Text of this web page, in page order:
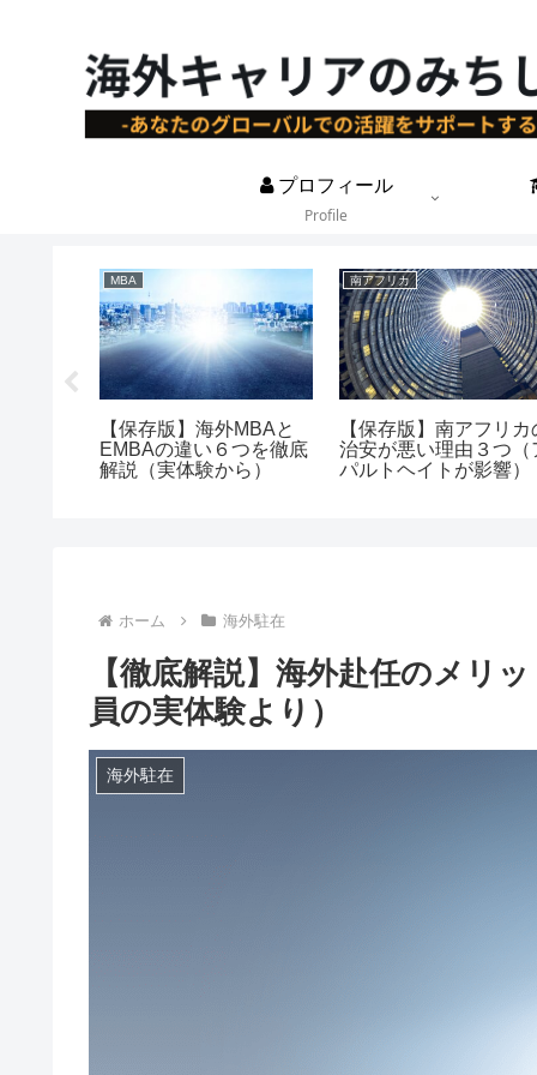
プロフィール
Profile
MBA
【保存版】海外MBAと
EMBAの違い６つを徹底
解説（実体験から）
南アフリカ
【保存版】南アフリカ
治安が悪い理由３つ（
パルトヘイトが影響）
ホーム 海外駐在
【徹底解説】海外赴任のメリ
員の実体験より）
海外駐在